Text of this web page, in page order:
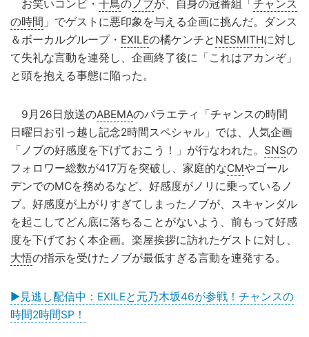
お笑いコンビ・ 千鳥のノブが、自身の冠番組「チャンス
の時間 」でゲストに悪印象を与える企画に挑んだ。ダンス
＆ボーカルグループ・ EXILEの橘ケンチと NESMITHに対し
て失礼な言動を連発し、企画終了後に「これはアカンぞ」
と頭を抱える事態に陥った。
9月26日放送のABEMAのバラエティ「チャンスの時間
日曜日お引っ越し記念2時間スペシャル」では、人気企画
「ノブの好感度を下げておこう！」が行なわれた。 SNSの
フォロワー総数が417万を突破し、家庭的なCMやゴール
デンでのMCを務めるなど、好感度がノリに乗っているノ
ブ。好感度が上がりすぎてしまったノブが、スキャンダル
を起こしてどん底に落ちることがないよう、前もって好感
度を下げておく本企画。楽屋挨拶に訪れたゲストに対し、
大悟の指示を受けたノブが最低すぎる言動を連発する。
▶見逃し配信中：EXILEと元乃木坂46が参戦！チャンスの
時間2時間SP！